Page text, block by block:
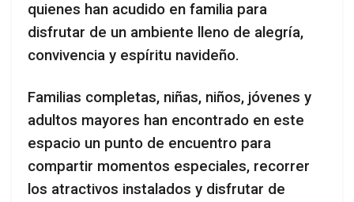
quienes han acudido en familia para
disfrutar de un ambiente lleno de alegría,
convivencia y espíritu navideño.
Familias completas, niñas, niños, jóvenes y
adultos mayores han encontrado en este
espacio un punto de encuentro para
compartir momentos especiales, recorrer
los atractivos instalados y disfrutar de